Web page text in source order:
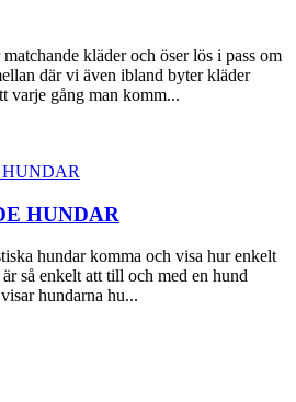
kläder och öser lös i pass om
där vi även ibland byter kläder
varje gång man komm...
HUNDAR
hundar komma och visa hur enkelt
så enkelt att till och med en hund
hundarna hu...